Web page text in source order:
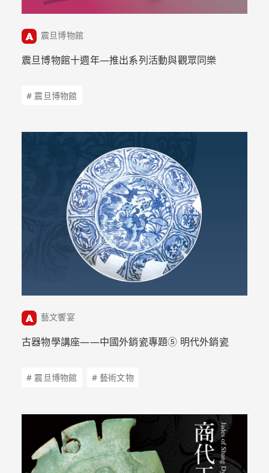
震旦博物館
震旦博物館十週年—推出系列活動與觀眾同樂
# 震旦博物館
藝文饗宴
古器物學講座——中國外銷瓷專題➄ 明代外銷瓷
# 震旦博物館 # 藝術文物